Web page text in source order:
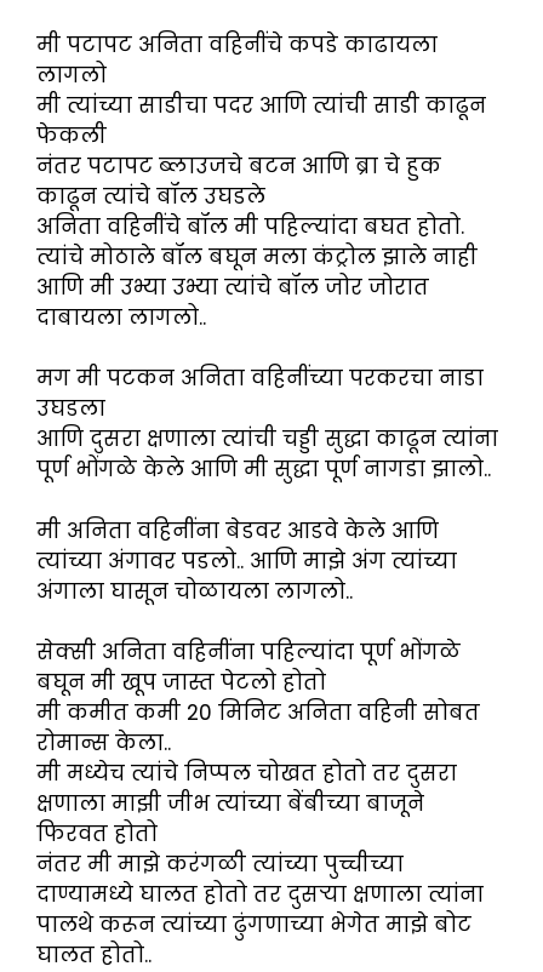
मी पटापट अनिता वहिनींचे कपडे काढायला
लागलो
मी त्यांच्या साडीचा पदर आणि त्यांची साडी काढून
फेकली
नंतर पटापट ब्लाउजचे बटन आणि ब्रा चे हुक
काढून त्यांचे बॉल उघडले
अनिता वहिनींचे बॉल मी पहिल्यांदा बघत होतो.
त्यांचे मोठाले बॉल बघून मला कंट्रोल झाले नाही
आणि मी उभ्या उभ्या त्यांचे बॉल जोर जोरात
दाबायला लागलो..
मग मी पटकन अनिता वहिनींच्या परकरचा नाडा
उघडला
आणि दुसरा क्षणाला त्यांची चड्डी सुद्धा काढून त्यांना
पूर्ण भोंगळे केले आणि मी सुद्धा पूर्ण नागडा झालो..
मी अनिता वहिनींना बेडवर आडवे केले आणि
त्यांच्या अंगावर पडलो.. आणि माझे अंग त्यांच्या
अंगाला घासून चोळायला लागलो..
सेक्सी अनिता वहिनींना पहिल्यांदा पूर्ण भोंगळे
बघून मी खूप जास्त पेटलो होतो
मी कमीत कमी 20 मिनिट अनिता वहिनी सोबत
रोमान्स केला..
मी मध्येच त्यांचे निप्पल चोखत होतो तर दुसरा
क्षणाला माझी जीभ त्यांच्या बेंबीच्या बाजूने
फिरवत होतो
नंतर मी माझे करंगळी त्यांच्या पुच्चीच्या
दाण्यामध्ये घालत होतो तर दुसऱ्या क्षणाला त्यांना
पालथे करून त्यांच्या ढुंगणाच्या भेगेत माझे बोट
घालत होतो..